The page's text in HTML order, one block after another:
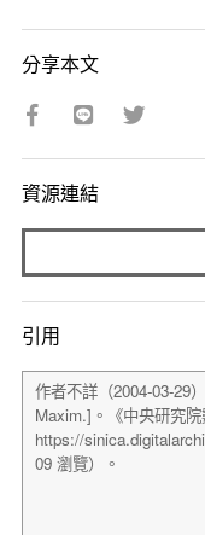
分享本文
資源連結
引用